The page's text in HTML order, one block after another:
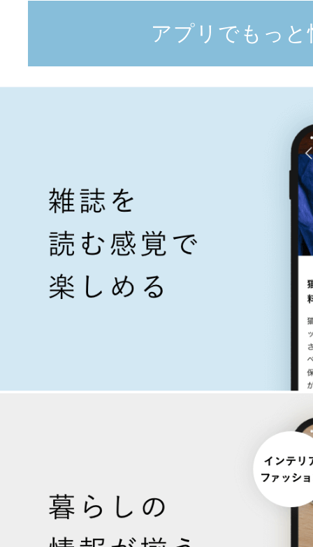
アプリでもっと